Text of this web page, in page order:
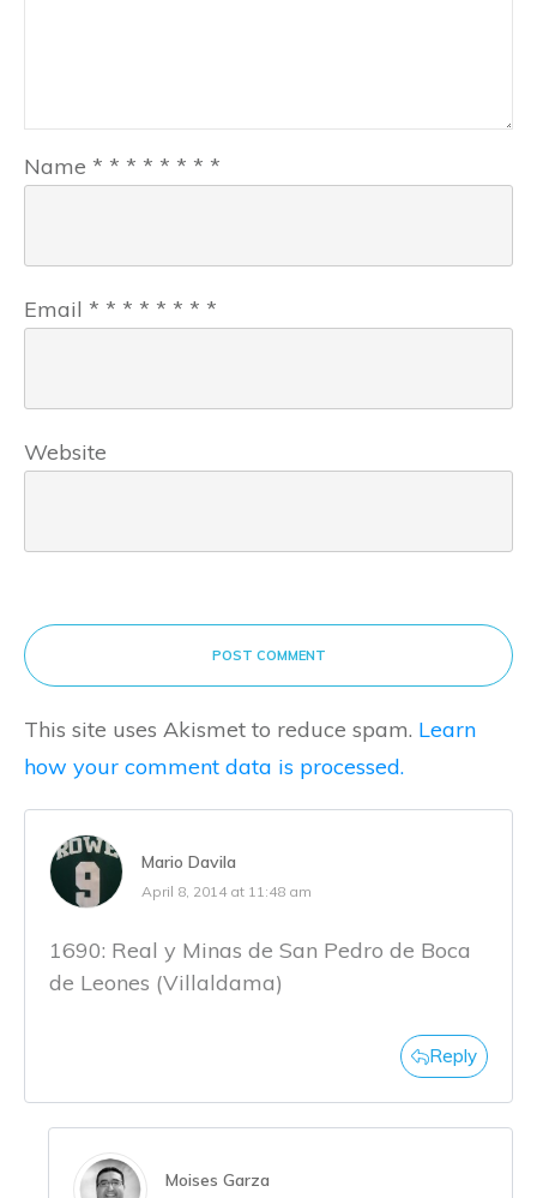
Name * * * * * * * *
Email * * * * * * * *
Website
POST COMMENT
This site uses Akismet to reduce spam. Learn
how your comment data is processed.
Mario Davila
April 8, 2014 at 11:48 am
1690: Real y Minas de San Pedro de Boca
de Leones (Villaldama)
Reply
Moises Garza